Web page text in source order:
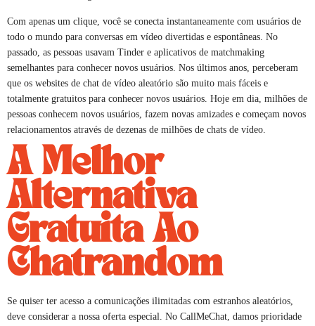
Com apenas um clique, você se conecta instantaneamente com usuários de
todo o mundo para conversas em vídeo divertidas e espontâneas. No
passado, as pessoas usavam Tinder e aplicativos de matchmaking
semelhantes para conhecer novos usuários. Nos últimos anos, perceberam
que os websites de chat de vídeo aleatório são muito mais fáceis e
totalmente gratuitos para conhecer novos usuários. Hoje em dia, milhões de
pessoas conhecem novos usuários, fazem novas amizades e começam novos
relacionamentos através de dezenas de milhões de chats de vídeo.
A Melhor
Alternativa
Gratuita Ao
Chatrandom
Se quiser ter acesso a comunicações ilimitadas com estranhos aleatórios,
deve considerar a nossa oferta especial. No CallMeChat, damos prioridade